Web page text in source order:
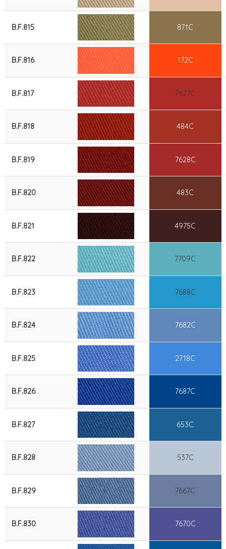
B.F.815 871C
B.F.816 172C
B.F.817 7627C
B.F.818 484C
B.F.819 7628C
B.F.820 483C
B.F.821 4975C
B.F.822 7709C
B.F.823 7688C
B.F.824 7682C
B.F.825 2718C
B.F.826 7687C
B.F.827 653C
B.F.828 537C
B.F.829 7667C
B.F.830 7670C